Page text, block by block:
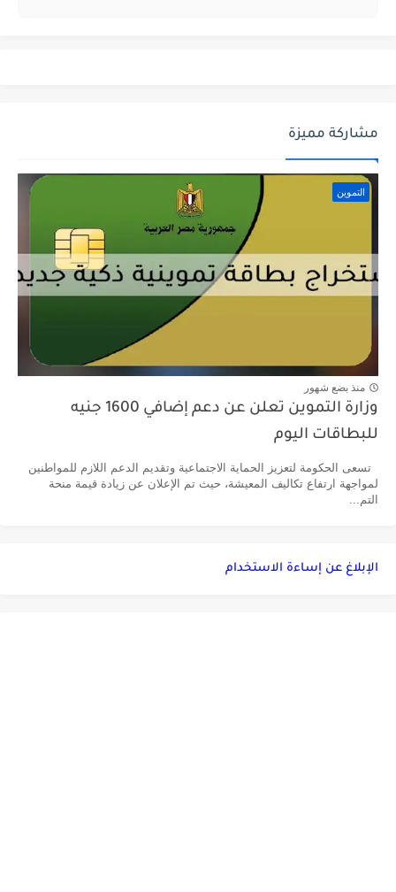
مشاركة مميزة
التموين
منذ بضع شهور
وزارة التموين تعلن عن دعم إضافي 1600 جنيه
للبطاقات اليوم
تسعى الحكومة لتعزيز الحماية الاجتماعية وتقديم الدعم اللازم للمواطنين
لمواجهة ارتفاع تكاليف المعيشة، حيث تم الإعلان عن زيادة قيمة منحة
التم...
الإبلاغ عن إساءة الاستخدام